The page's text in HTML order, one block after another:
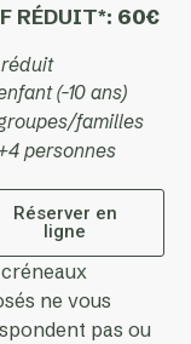
RÉDUIT*: 60€
(-10 ans)
familles
personnes
Réserver en
ligne
ne vous
pas ou